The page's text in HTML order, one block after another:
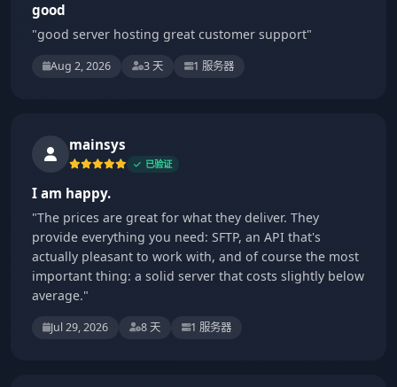
good
"good server hosting great customer support"
Aug 2, 2026 3 天 1 服务器
mainsys
已验证
I am happy.
"The prices are great for what they deliver. They
provide everything you need: SFTP, an API that's
actually pleasant to work with, and of course the most
important thing: a solid server that costs slightly below
average."
Jul 29, 2026 8 天 1 服务器